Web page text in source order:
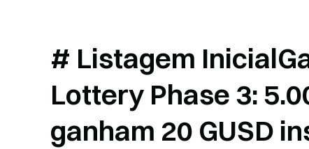
# Listagem
Lottery Phase 3:
ganham 20 GUSD